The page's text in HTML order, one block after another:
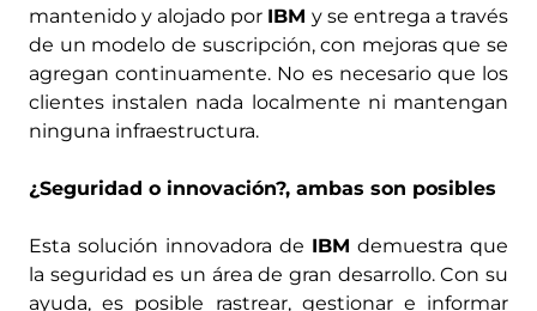
mantenido y alojado por IBM y se entrega a través
de un modelo de suscripción, con mejoras que se
agregan continuamente. No es necesario que los
clientes instalen nada localmente ni mantengan
ninguna infraestructura.
¿Seguridad o innovación?, ambas son posibles
Esta solución innovadora de IBM demuestra que
la seguridad es un área de gran desarrollo. Con su
ayuda, es posible rastrear, gestionar e informar